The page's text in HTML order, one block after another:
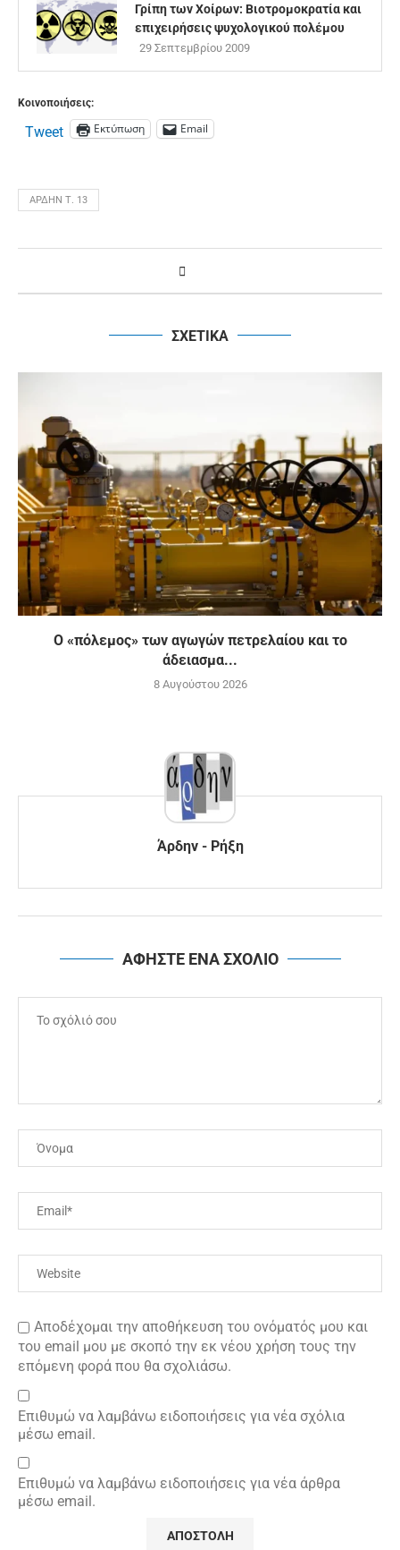
Γρίπη των Χοίρων: Βιοτρομοκρατία και
επιχειρήσεις ψυχολογικού πολέμου
29 Σεπτεμβρίου 2009
Κοινοποιήσεις:
Tweet Εκτύπωση Email
ΆΡΔΗΝ Τ. 13
ΣΧΕΤΙΚΑ
Ο «πόλεμος» των αγωγών πετρελαίου και το
άδειασμα...
8 Αυγούστου 2026
Άρδην - Ρήξη
ΑΦΗΣΤΕ ΕΝΑ ΣΧΟΛΙΟ
Αποδέχομαι την αποθήκευση του ονόματός μου και
του email μου με σκοπό την εκ νέου χρήση τους την
επόμενη φορά που θα σχολιάσω.
Επιθυμώ να λαμβάνω ειδοποιήσεις για νέα σχόλια
μέσω email.
Επιθυμώ να λαμβάνω ειδοποιήσεις για νέα άρθρα
μέσω email.